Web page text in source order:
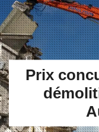
Prix